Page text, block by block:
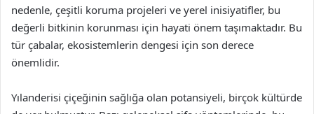
nedenle, çeşitli koruma projeleri ve yerel inisiyatifler, bu
değerli bitkinin korunması için hayati önem taşımaktadır. Bu
tür çabalar, ekosistemlerin dengesi için son derece
önemlidir.
Yılanderisi çiçeğinin sağlığa olan potansiyeli, birçok kültürde